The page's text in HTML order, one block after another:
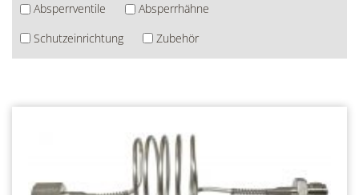
Absperrventile
Absperrhähne
Schutzeinrichtung
Zubehör